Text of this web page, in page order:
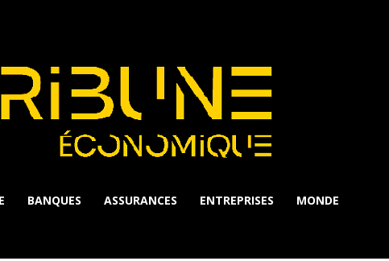
BANQUES ASSURANCES ENTREPRISES MONDE